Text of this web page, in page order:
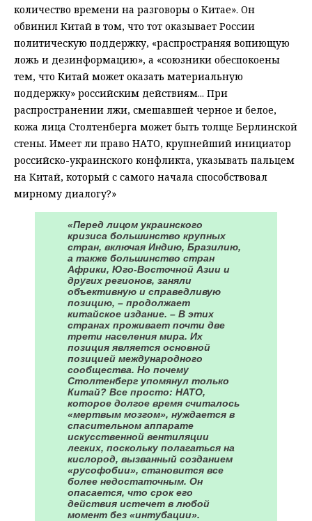
количество времени на разговоры о Китае». Он
обвинил Китай в том, что тот оказывает России
политическую поддержку, «распространяя вопиющую
ложь и дезинформацию», а «союзники обеспокоены
тем, что Китай может оказать материальную
поддержку» российским действиям... При
распространении лжи, смешавшей черное и белое,
кожа лица Столтенберга может быть толще Берлинской
стены. Имеет ли право НАТО, крупнейший инициатор
российско-украинского конфликта, указывать пальцем
на Китай, который с самого начала способствовал
мирному диалогу?»
«Перед лицом украинского
кризиса большинство крупных
стран, включая Индию, Бразилию,
а также большинство стран
Африки, Юго-Восточной Азии и
других регионов, заняли
объективную и справедливую
позицию, – продолжает
китайское издание. – В этих
странах проживает почти две
трети населения мира. Их
позиция является основной
позицией международного
сообщества. Но почему
Столтенберг упомянул только
Китай? Все просто: НАТО,
которое долгое время считалось
«мертвым мозгом», нуждается в
спасительном аппарате
искусственной вентиляции
легких, поскольку полагаться на
кислород, вызванный созданием
«русофобии», становится все
более недостаточным. Он
опасается, что срок его
действия истечет в любой
момент без «интубации».